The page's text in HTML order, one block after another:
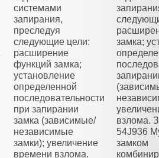
системами
запирания,
преследуя
следующие цели:
расширение
функций замка;
установление
определенной
последовательности
при запирании
замка (зависимые/
независимые
замки); увеличение
времени взлома.
замка;
взлома.
54J936
замком